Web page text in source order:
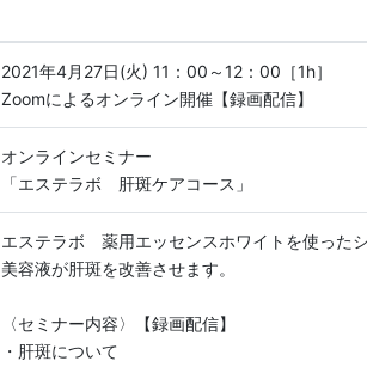
2021年4月27日(火) 11：00～12：00［1h］
Zoomによるオンライン開催【録画配信】
オンラインセミナー
「エステラボ 肝斑ケアコース」
エステラボ 薬用エッセンスホワイトを使った
美容液が肝斑を改善させます。
〈セミナー内容〉【録画配信】
・肝斑について